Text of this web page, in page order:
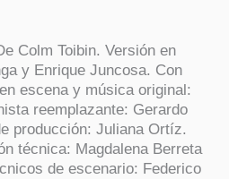
Colm Toibin. Versión en
y Enrique Juncosa. Con
escena y música original:
reemplazante: Gerardo
producción: Juliana Ortíz.
técnica: Magdalena Berreta
de escenario: Federico